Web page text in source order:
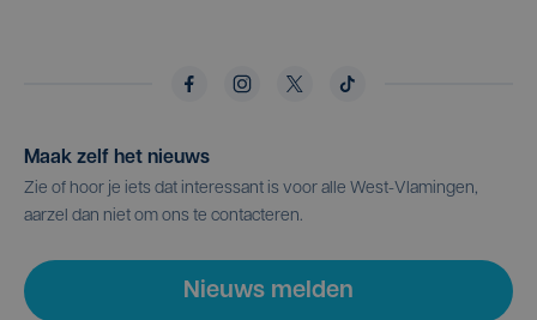
Maak zelf het nieuws
Zie of hoor je iets dat interessant is voor alle West-Vlamingen,
aarzel dan niet om ons te contacteren.
Nieuws melden